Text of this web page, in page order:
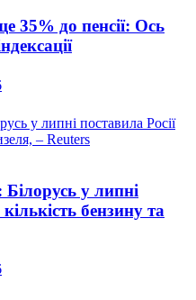
35% до пенсії: Ось
у липні
бензину та